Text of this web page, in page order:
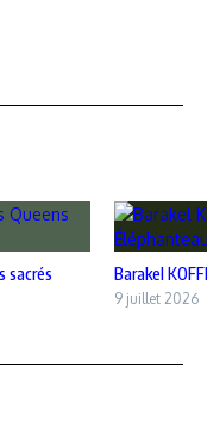
sacrés Barakel
9 juillet 2026